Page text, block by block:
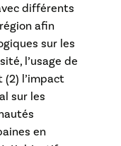
différents
afin
sur les
l’usage de
(2) l’impact
sur les
en